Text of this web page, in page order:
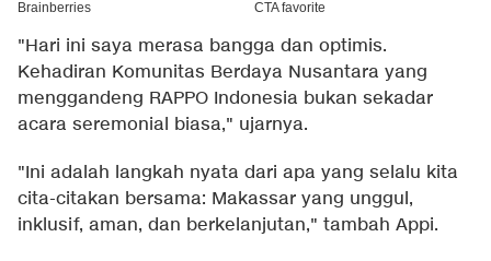
"Hari ini saya merasa bangga dan optimis.
Kehadiran Komunitas Berdaya Nusantara yang
menggandeng RAPPO Indonesia bukan sekadar
acara seremonial biasa," ujarnya.
"Ini adalah langkah nyata dari apa yang selalu kita
cita-citakan bersama: Makassar yang unggul,
inklusif, aman, dan berkelanjutan," tambah Appi.